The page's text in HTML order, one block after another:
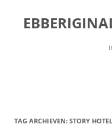
inhoud
TAG ARCHIEVEN: STORY HOTEL